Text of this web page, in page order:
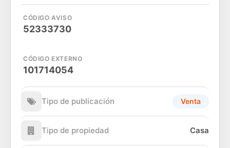
CÓDIGO AVISO
52333730
CÓDIGO EXTERNO
101714054
Tipo de publicación Venta
Tipo de propiedad Casa